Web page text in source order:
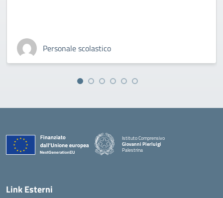
Personale scolastico
Istituto Comprensivo
Giovanni Pierluigi
Palestrina
Link Esterni